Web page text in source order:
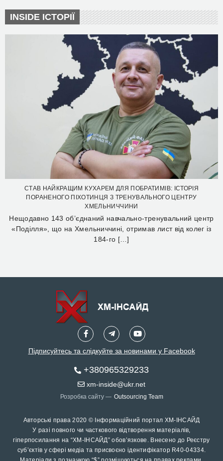
INSIDE ІСТОРІЇ
СТАВ НАЙКРАЩИМ КУХАРЕМ ДЛЯ ПОБРАТИМІВ: ІСТОРІЯ
ПОРАНЕНОГО ПІХОТИНЦЯ З ТРЕНУВАЛЬНОГО ЦЕНТРУ
ХМЕЛЬНИЧЧИНИ
Нещодавно 143 об’єднаний навчально-тренувальний центр
«Поділля», що на Хмельниччині, отримав лист від колег із
184-го […]
Підписуйтесь та слідкуйте за новинами у Facebook
+380965329233
xm-inside@ukr.net
Розробка сайту — Outsourcing Team
Авторські права 2020 © Інформаційний портал ХМ-ІНСАЙД
У разі повного чи часткового відтворення матеріалів,
гіперпосилання на “ХМ-ІНСАЙД” обов’язкове. Внесено до Реєстру
суб’єктів у сфері медіа та присвоєно ідентифікатор R40-04334.